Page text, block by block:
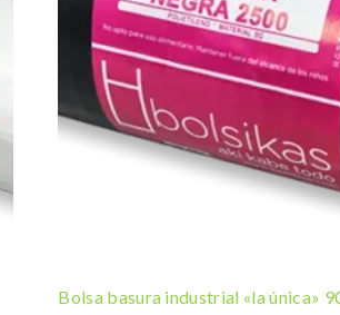
Bolsa basura industrial «la única»